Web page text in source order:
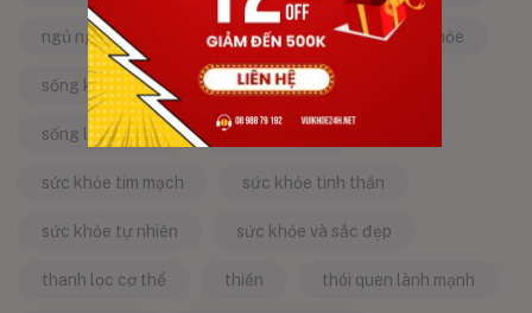
ngủ ngon năng lượng tích cực sống khỏe
sống khỏe mỗi ngày sống khỏe đẹp
sống lành mạnh sống tích cực
sức khỏe tim mạch sức khỏe tinh thần
sức khỏe tự nhiên sức khỏe và sắc đẹp
thanh lọc cơ thể thiền thói quen lành mạnh